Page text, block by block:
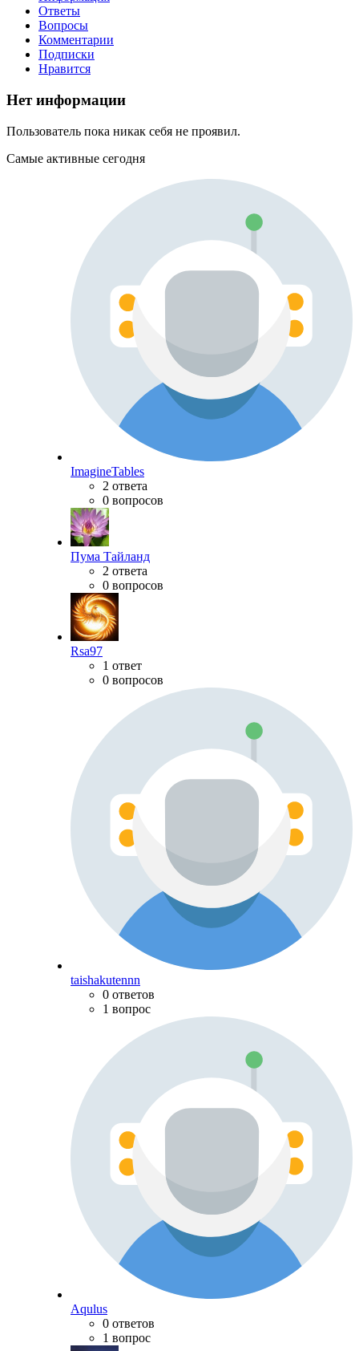
Ответы
Вопросы
Комментарии
Подписки
Нравится
Нет информации
Пользователь пока никак себя не проявил.
Самые активные сегодня
ImagineTables
2 ответа
0 вопросов
Пума Тайланд
2 ответа
0 вопросов
Rsa97
1 ответ
0 вопросов
taishakutennn
0 ответов
1 вопрос
Aqulus
0 ответов
1 вопрос